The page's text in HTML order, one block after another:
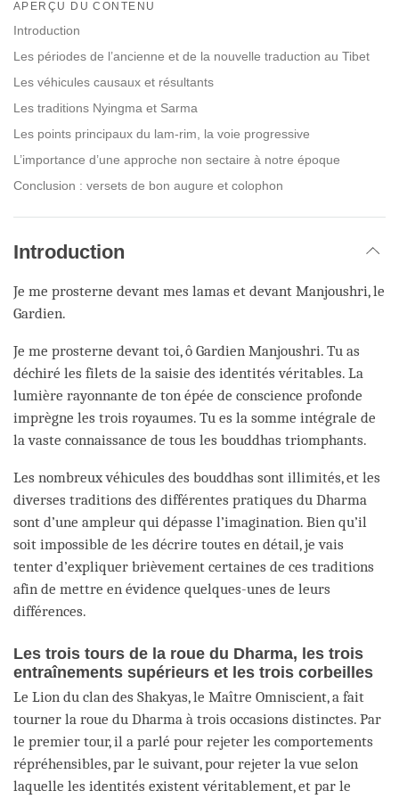
APERÇU DU CONTENU
Introduction
Les périodes de l’ancienne et de la nouvelle traduction au Tibet
Les véhicules causaux et résultants
Les traditions Nyingma et Sarma
Les points principaux du lam-rim, la voie progressive
L’importance d’une approche non sectaire à notre époque
Conclusion : versets de bon augure et colophon
Introduction
Je me prosterne devant mes lamas et devant Manjoushri, le
Gardien.
Je me prosterne devant toi, ô Gardien Manjoushri. Tu as
déchiré les filets de la saisie des identités véritables. La
lumière rayonnante de ton épée de conscience profonde
imprègne les trois royaumes. Tu es la somme intégrale de
la vaste connaissance de tous les bouddhas triomphants.
Les nombreux véhicules des bouddhas sont illimités, et les
diverses traditions des différentes pratiques du Dharma
sont d’une ampleur qui dépasse l’imagination. Bien qu’il
soit impossible de les décrire toutes en détail, je vais
tenter d’expliquer brièvement certaines de ces traditions
afin de mettre en évidence quelques-unes de leurs
différences.
Les trois tours de la roue du Dharma, les trois
entraînements supérieurs et les trois corbeilles
Le Lion du clan des Shakyas, le Maître Omniscient, a fait
tourner la roue du Dharma à trois occasions distinctes. Par
le premier tour, il a parlé pour rejeter les comportements
répréhensibles, par le suivant, pour rejeter la vue selon
laquelle les identités existent véritablement, et par le